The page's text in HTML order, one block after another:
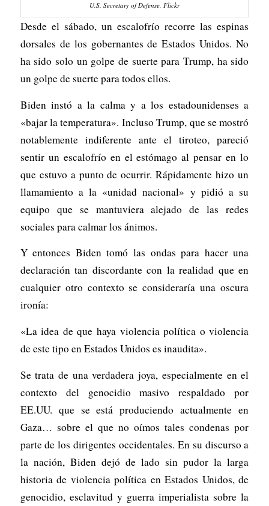
U.S. Secretary of Defense, Flickr
Desde el sábado, un escalofrío recorre las espinas
dorsales de los gobernantes de Estados Unidos. No
ha sido solo un golpe de suerte para Trump, ha sido
un golpe de suerte para todos ellos.
Biden instó a la calma y a los estadounidenses a
«bajar la temperatura». Incluso Trump, que se mostró
notablemente indiferente ante el tiroteo, pareció
sentir un escalofrío en el estómago al pensar en lo
que estuvo a punto de ocurrir. Rápidamente hizo un
llamamiento a la «unidad nacional» y pidió a su
equipo que se mantuviera alejado de las redes
sociales para calmar los ánimos.
Y entonces Biden tomó las ondas para hacer una
declaración tan discordante con la realidad que en
cualquier otro contexto se consideraría una oscura
ironía:
«La idea de que haya violencia política o violencia
de este tipo en Estados Unidos es inaudita».
Se trata de una verdadera joya, especialmente en el
contexto del genocidio masivo respaldado por
EE.UU. que se está produciendo actualmente en
Gaza… sobre el que no oímos tales condenas por
parte de los dirigentes occidentales. En su discurso a
la nación, Biden dejó de lado sin pudor la larga
historia de violencia política en Estados Unidos, de
genocidio, esclavitud y guerra imperialista sobre la